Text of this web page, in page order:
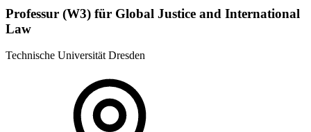
Professur (W3) für Global Justice and International
Law
Technische Universität Dresden